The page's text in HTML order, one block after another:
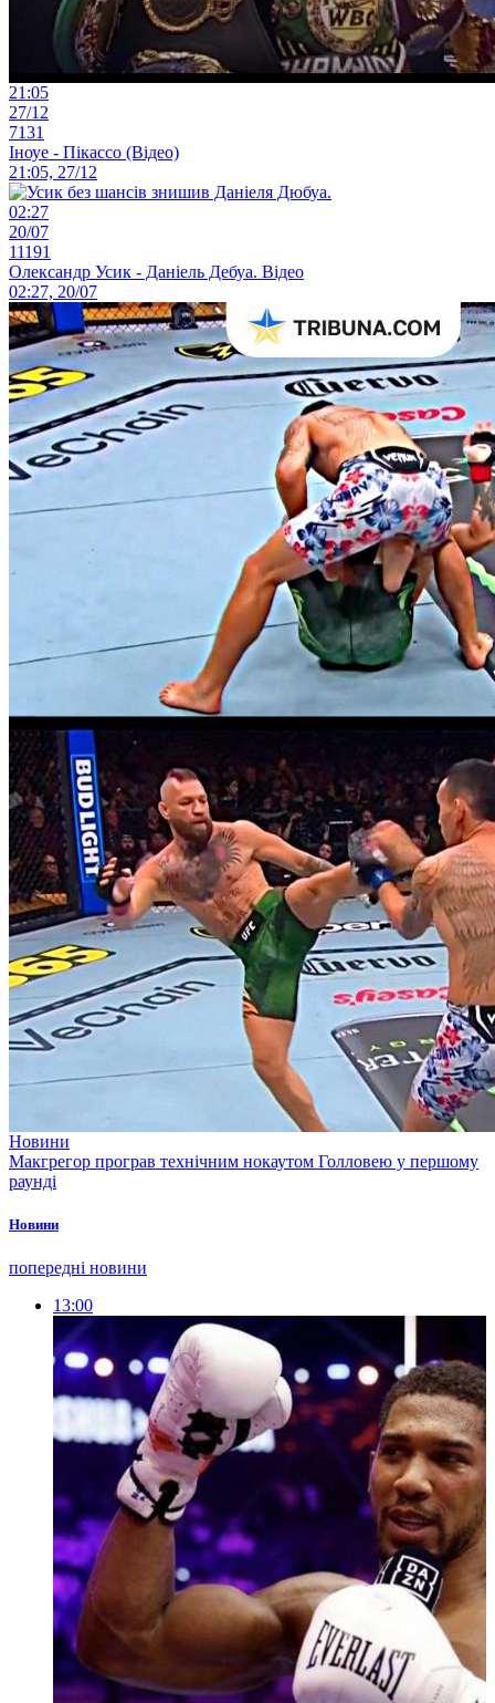
21:05
27/12
7131
Іноуе - Пікассо (Відео)
21:05, 27/12
02:27
20/07
11191
Олександр Усик - Даніель Дебуа. Відео
02:27, 20/07
Новини
Макгрегор програв технічним нокаутом Голловею у першому
раунді
Новини
попередні новини
13:00